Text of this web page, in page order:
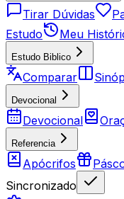
Tirar Dúvidas
Estudo
Meu
Estudo Biblico
Comparar
Devocional
Devocional
Referencia
Apócrifos
Sincronizado